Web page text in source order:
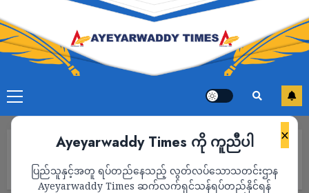
×
Ayeyarwaddy Times ကို ကူညီပါ
ပြည်သူနှင့်အတူ ရပ်တည်နေသည့် လွတ်လပ်သောသတင်းဌာန
Ayeyarwaddy Times ဆက်လက်ရှင်သန်ရပ်တည်နိုင်ရန်
ပြပွဲကျင်းပမည်